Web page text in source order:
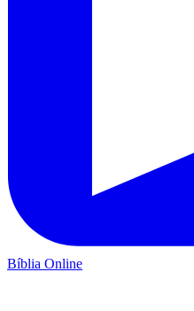
Bíblia Online